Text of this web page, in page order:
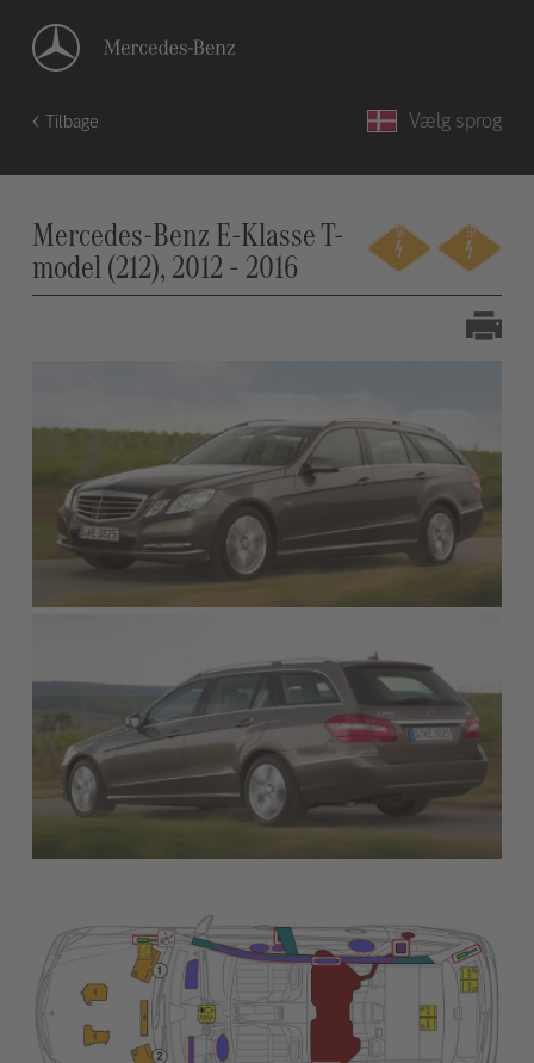
Tilbage Vælg sprog
Mercedes-Benz E-Klasse T-
model (212), 2012 - 2016